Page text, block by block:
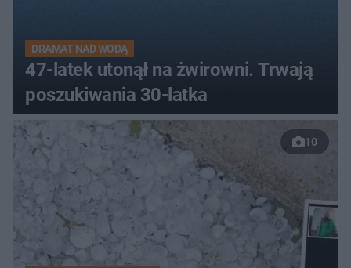
DRAMAT NAD WODĄ
47-latek utonął na żwirowni. Trwają
poszukiwania 30-latka
10